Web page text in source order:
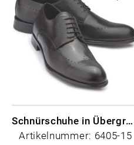
Braun
Schwarz
50
51
Schnürschuhe in Übergrößen
Artikelnummer: 6405-15